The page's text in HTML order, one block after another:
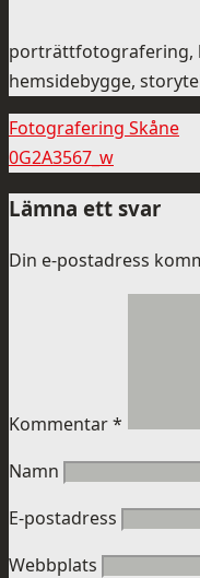
porträttfotografering,
hemsidebygge,
Fotografering Skåne
0G2A3567_w
Lämna ett svar
Din e-postadress
Kommentar*
Namn
E-postadress
Webbplats